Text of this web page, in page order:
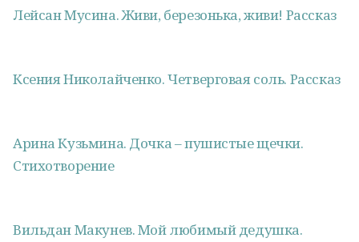
Лейсан Мусина. Живи, березонька, живи! Рассказ
Ксения Николайченко. Четверговая соль. Рассказ
Арина Кузьмина. Дочка – пушистые щечки.
Стихотворение
Вильдан Макунев. Мой любимый дедушка.